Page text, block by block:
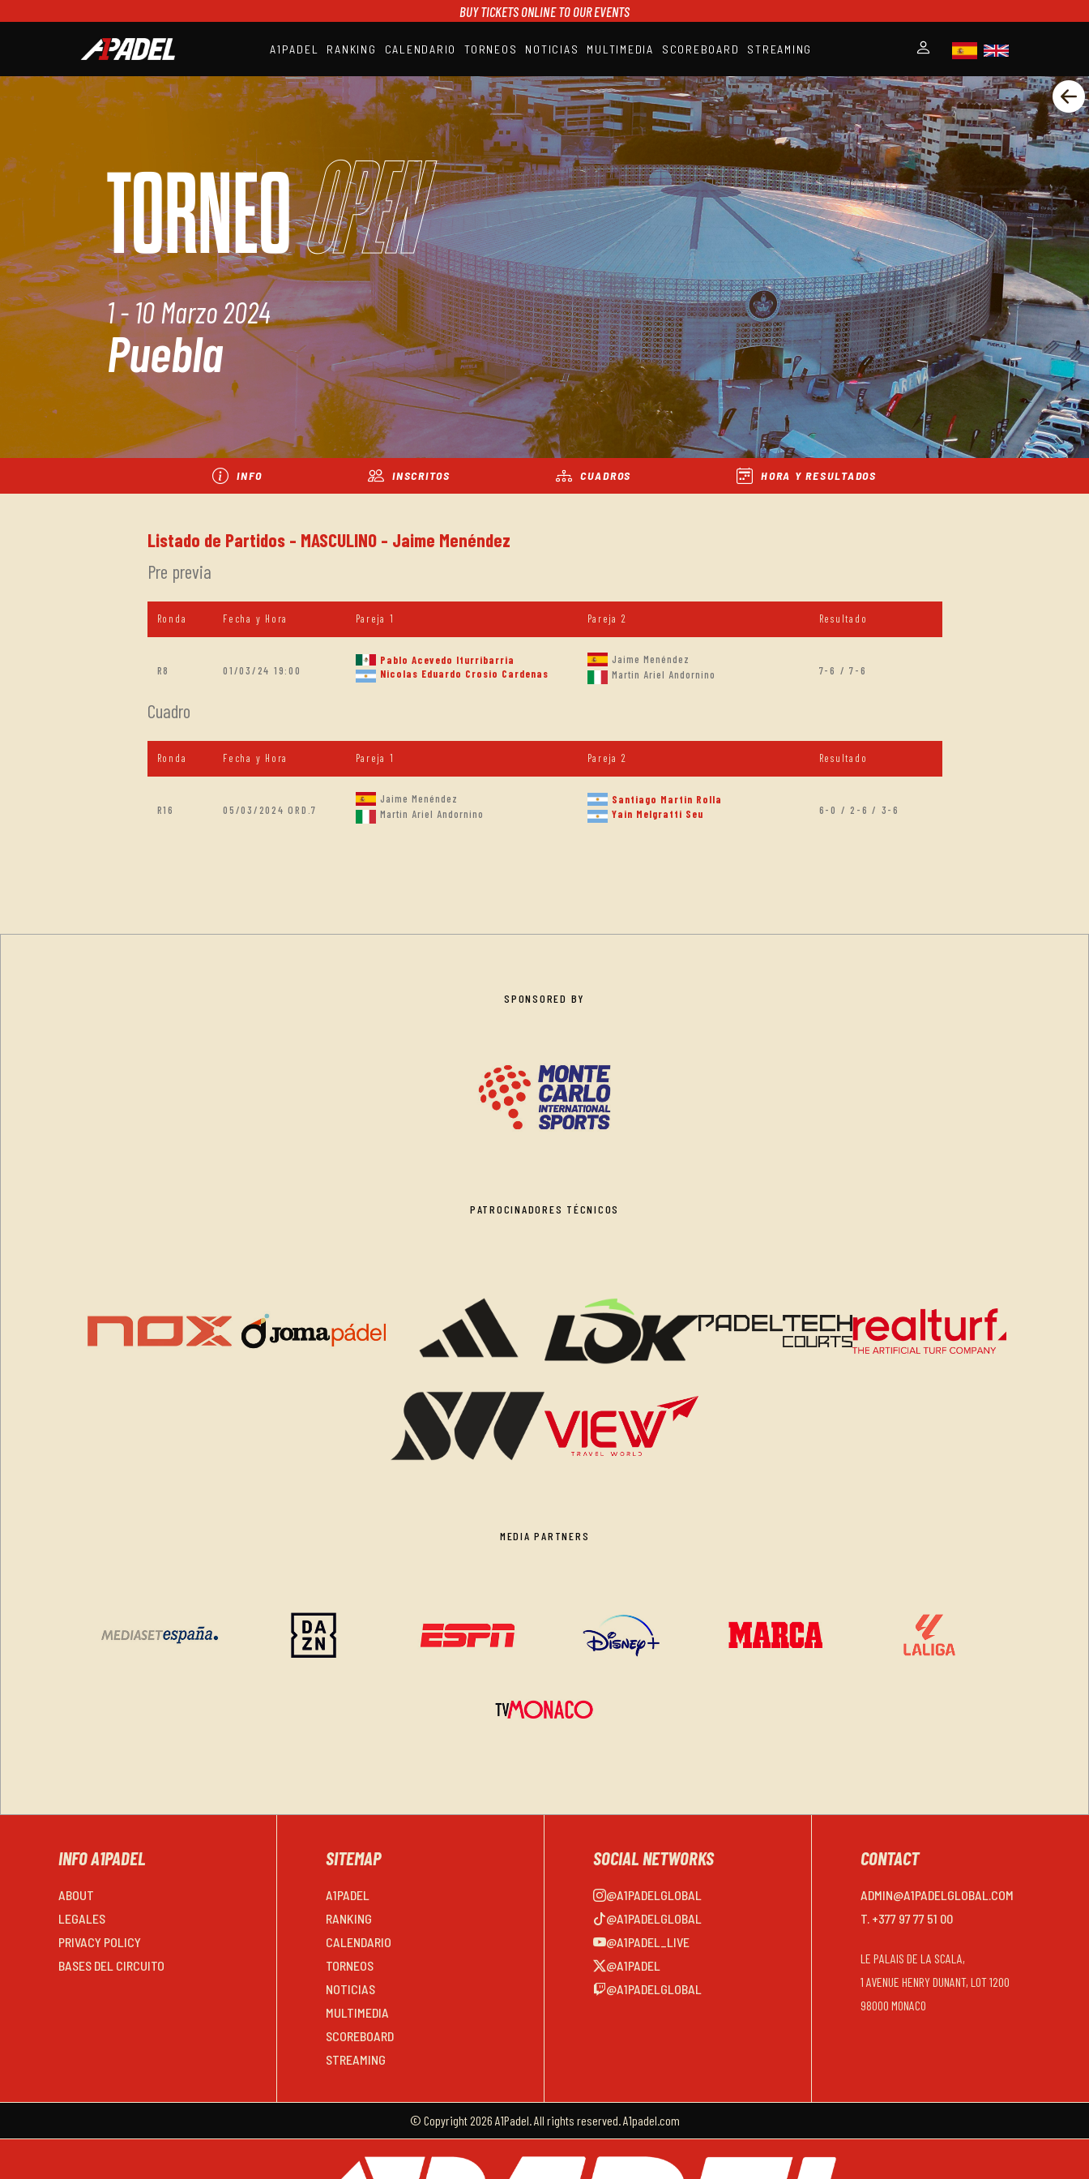
BUY TICKETS ONLINE TO OUR EVENTS
A1PADEL RANKING CALENDARIO TORNEOS NOTICIAS MULTIMEDIA SCOREBOARD STREAMING
A1PADEL
RANKING
CALENDARIO
TORNEOS
NOTICIAS
MULTIMEDIA
SCOREBOARD
STREAMING
TORNEOOpen
1 - 10 Marzo 2024
Puebla
INFO INSCRITOS CUADROS HORA Y RESULTADOS
Listado de Partidos - MASCULINO - Jaime Menéndez
Pre previa
Ronda Fecha y Hora Pareja 1 Pareja 2 Resultado
R8 01/03/24 19:00
Pablo Acevedo Iturribarria
Nicolas Eduardo Crosio Cardenas
Jaime Menéndez
Martin Ariel Andornino
7-6 / 7-6
Cuadro
Ronda Fecha y Hora Pareja 1 Pareja 2 Resultado
R16 05/03/2024 ORD.7
Jaime Menéndez
Martin Ariel Andornino
Santiago Martin Rolla
Yain Melgratti Seu
6-0 / 2-6 / 3-6
SPONSORED BY
PATROCINADORES TÉCNICOS
MEDIA PARTNERS
INFO A1PADEL
ABOUT
LEGALES
PRIVACY POLICY
BASES DEL CIRCUITO
SITEMAP
A1PADEL
RANKING
CALENDARIO
TORNEOS
NOTICIAS
MULTIMEDIA
SCOREBOARD
STREAMING
SOCIAL NETWORKS
@A1PADELGLOBAL
@A1PADELGLOBAL
@A1PADEL_LIVE
@A1PADEL
@A1PADELGLOBAL
CONTACT
ADMIN@A1PADELGLOBAL.COM
T. +377 97 77 51 00
LE PALAIS DE LA SCALA,
1 AVENUE HENRY DUNANT, LOT 1200
98000 MONACO
© Copyright 2026 A1Padel. All rights reserved. A1padel.com